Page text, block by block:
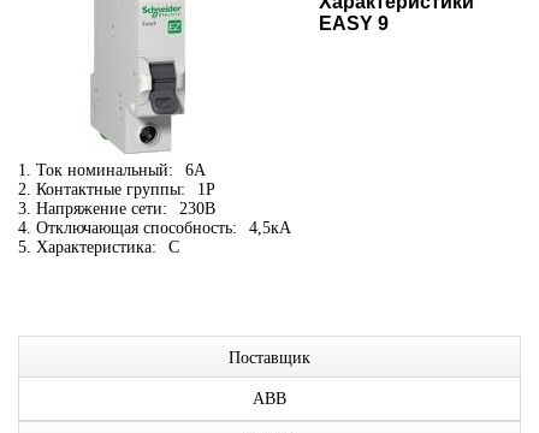
EASY 9
1. Ток номинальный:
6А
2. Контактные группы:
1P
3. Напряжение сети:
230В
4. Отключающая способность:
4,5кА
5. Характеристика:
C
Поставщик
ABB